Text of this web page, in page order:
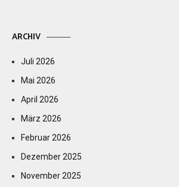
ARCHIV
Juli 2026
Mai 2026
April 2026
März 2026
Februar 2026
Dezember 2025
November 2025